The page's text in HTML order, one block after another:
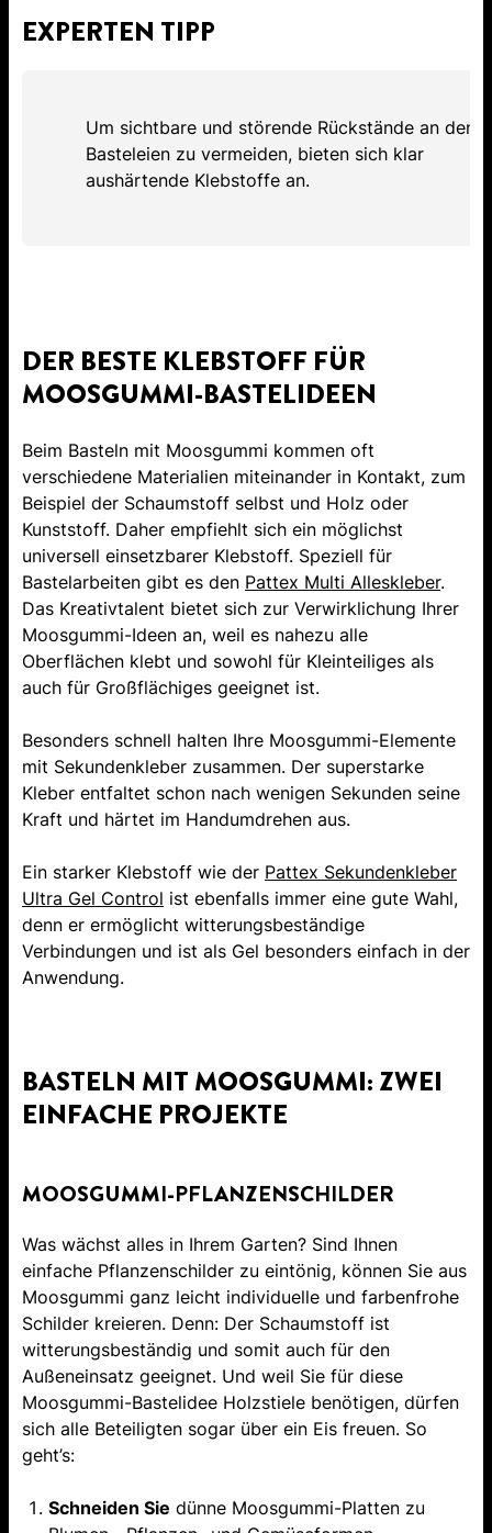
EXPERTEN TIPP
Um sichtbare und störende Rückstände an den
Basteleien zu vermeiden, bieten sich klar
aushärtende Klebstoffe an.
DER BESTE KLEBSTOFF FÜR
MOOSGUMMI-BASTELIDEEN
Beim Basteln mit Moosgummi kommen oft
verschiedene Materialien miteinander in Kontakt, zum
Beispiel der Schaumstoff selbst und Holz oder
Kunststoff. Daher empfiehlt sich ein möglichst
universell einsetzbarer Klebstoff. Speziell für
Bastelarbeiten gibt es den Pattex Multi Alleskleber.
Das Kreativtalent bietet sich zur Verwirklichung Ihrer
Moosgummi-Ideen an, weil es nahezu alle
Oberflächen klebt und sowohl für Kleinteiliges als
auch für Großflächiges geeignet ist.
Besonders schnell halten Ihre Moosgummi-Elemente
mit Sekundenkleber zusammen. Der superstarke
Kleber entfaltet schon nach wenigen Sekunden seine
Kraft und härtet im Handumdrehen aus.
Ein starker Klebstoff wie der Pattex Sekundenkleber
Ultra Gel Control ist ebenfalls immer eine gute Wahl,
denn er ermöglicht witterungsbeständige
Verbindungen und ist als Gel besonders einfach in der
Anwendung.
BASTELN MIT MOOSGUMMI: ZWEI
EINFACHE PROJEKTE
MOOSGUMMI-PFLANZENSCHILDER
Was wächst alles in Ihrem Garten? Sind Ihnen
einfache Pflanzenschilder zu eintönig, können Sie aus
Moosgummi ganz leicht individuelle und farbenfrohe
Schilder kreieren. Denn: Der Schaumstoff ist
witterungsbeständig und somit auch für den
Außeneinsatz geeignet. Und weil Sie für diese
Moosgummi-Bastelidee Holzstiele benötigen, dürfen
sich alle Beteiligten sogar über ein Eis freuen. So
geht’s:
Schneiden Sie dünne Moosgummi-Platten zu